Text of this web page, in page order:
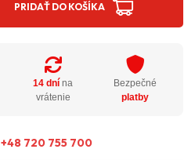
PRIDAŤ DO KOŠÍKA
14 dní na
vrátenie
Bezpečné
platby
+48 720 755 700